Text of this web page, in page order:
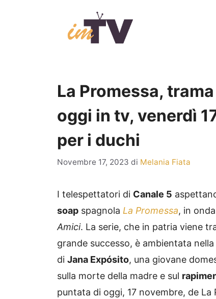
La Promessa,
oggi in tv, venerdì
per i duchi
Novembre 17, 2023 di Melania Fiata
I telespettatori di Canale 5
soap spagnola La Promessa, in
Amici. La serie, che in patria viene
grande successo, è ambientata nella
di Jana Expósito, una giovane
sulla morte della madre e sul
puntata di oggi, 17 novembre, de